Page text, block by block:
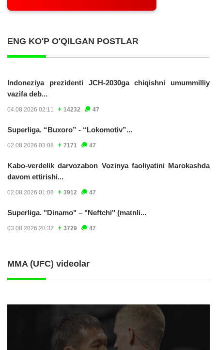
ENG KO'P O'QILGAN POSTLAR
Indoneziya prezidenti JCH-2030ga chiqishni umummilliy
vazifa deb...
04.08.2026 02:11 14232 47
Superliga. “Buxoro” - “Lokomotiv”...
02.08.2026 03:08 7171 47
Kabo-verdelik darvozabon Vozinya faoliyatini Marokashda
davom ettirishi...
02.08.2026 01:08 3912 47
Superliga. "Dinamo" – "Neftchi" (matnli...
03.08.2026 20:32 3729 47
MMA (UFC) videolar